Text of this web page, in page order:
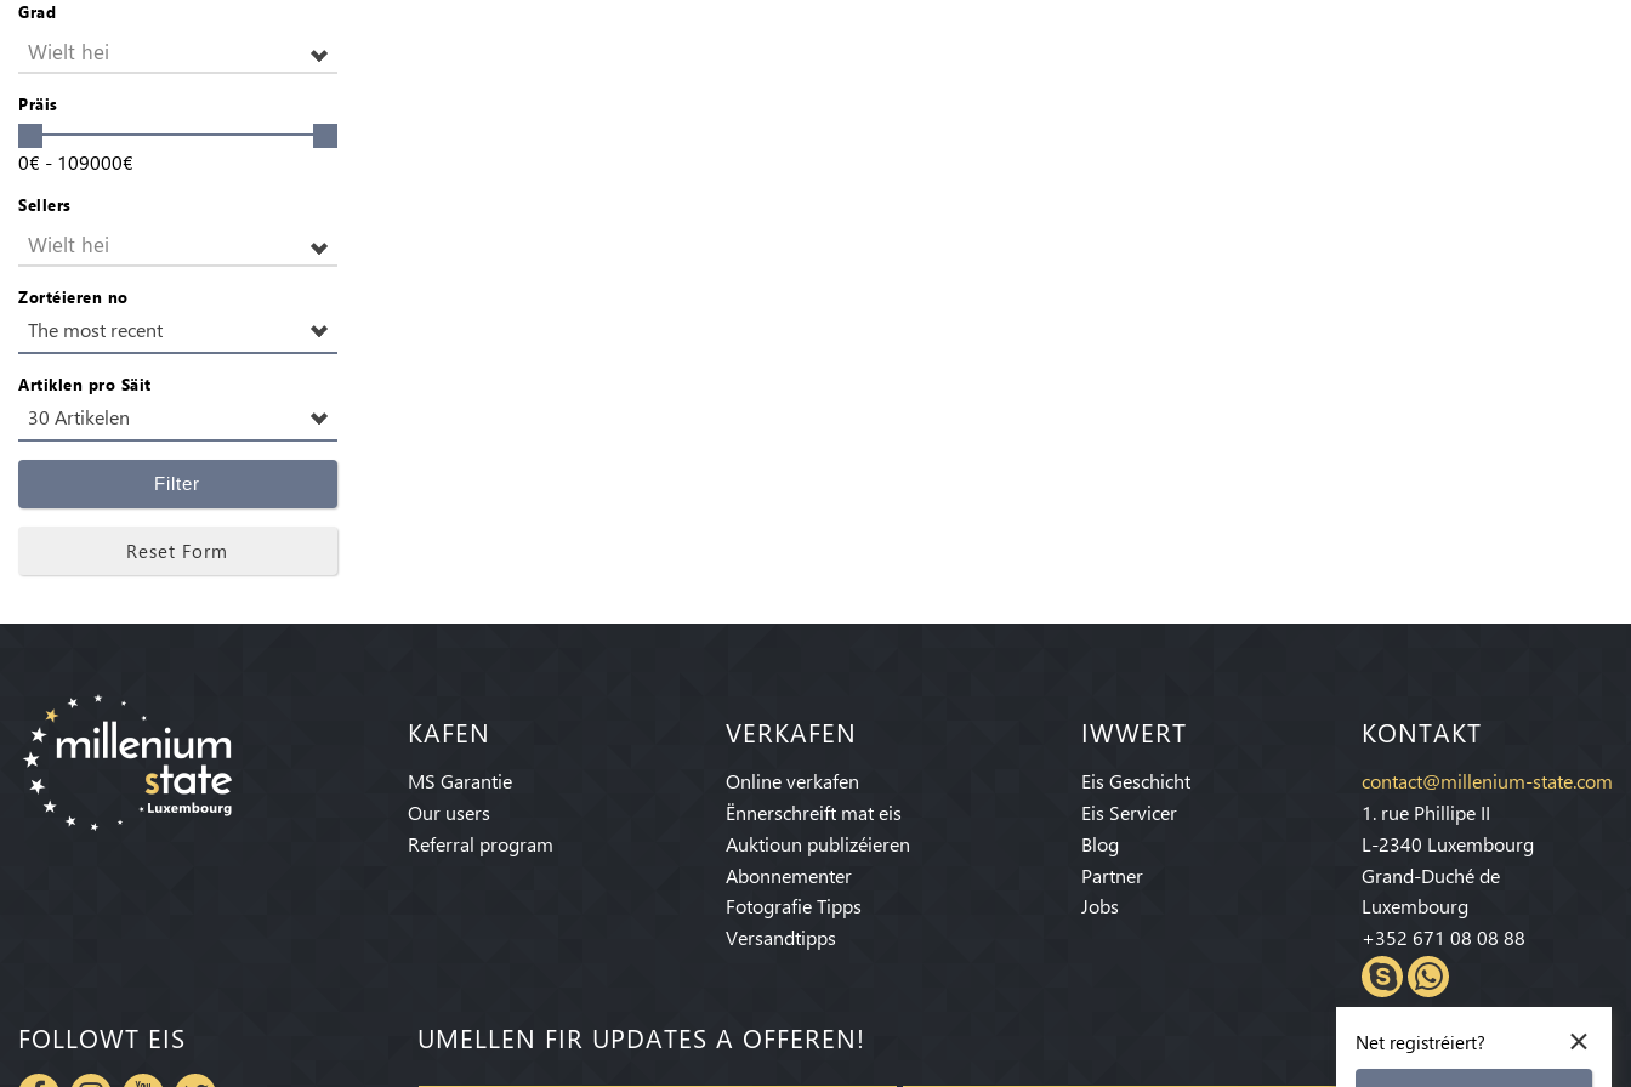
Grad
Wielt hei
Präis
0€ - 109000€
Sellers
Wielt hei
Zortéieren no
The most recent
Artiklen pro Säit
30 Artikelen
Filter
Reset Form
KAFEN
MS Garantie
Our users
Referral program
VERKAFEN
Online verkafen
Ënnerschreift mat eis
Auktioun publizéieren
Abonnementer
Fotografie Tipps
Versandtipps
IWWERT
Eis Geschicht
Eis Servicer
Blog
Partner
Jobs
KONTAKT
contact@millenium-state.com
1. rue Phillipe II
L-2340 Luxembourg
Grand-Duché de
Luxembourg
+352 671 08 08 88
FOLLOWT EIS UMELLEN FIR UPDATES A OFFEREN! ×
Net registréiert?